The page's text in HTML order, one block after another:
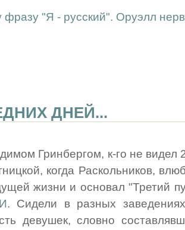
фразу "Я - русский". Оруэлл
ДНЕЙ...
Гринбергом, к-го не видел
когда Раскольников,
жизни и основал "Третий
. Сидели в разных
девушек, словно